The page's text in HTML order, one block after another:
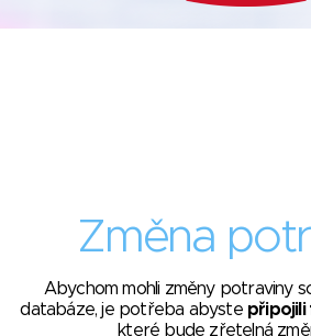
Změna
Abychom mohli změny potraviny
databáze, je potřeba abyste
které bude zřetelná